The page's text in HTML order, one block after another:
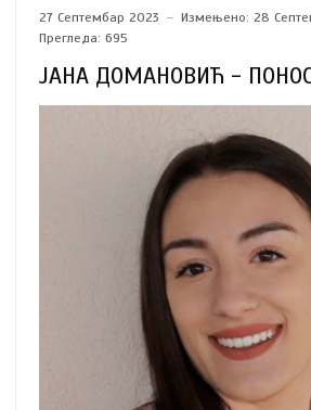
27 Септембар 2023
Измењено: 28
Прегледа: 695
ЈАНА ДОМАНОВИЋ -